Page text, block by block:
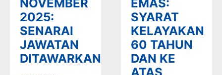
NOVEMBER
2025:
SENARAI
JAWATAN
DITAWARKAN
EMAS:
SYARAT
KELAYAKAN
60 TAHUN
DAN KE